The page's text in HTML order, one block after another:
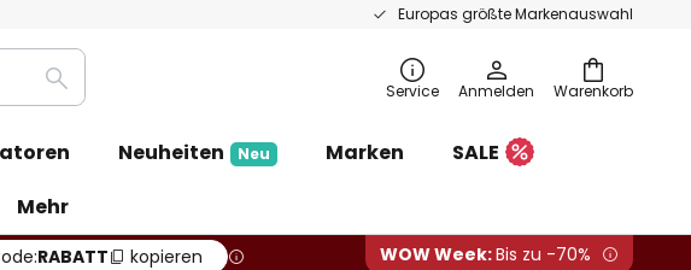
Europas größte Markenauswahl
Warenkorb
Suche Service Anmelden
Neuheiten Neu Marken
SALE
Mehr
RABATT kopieren WOW Week:Bis zu -70%